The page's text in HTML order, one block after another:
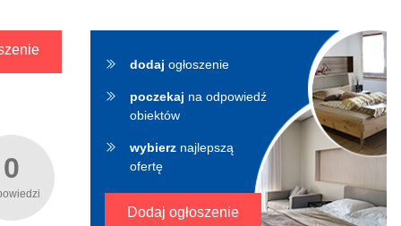
0
dodaj ogłoszenie
poczekaj na odpowiedź
obiektów
wybierz najlepszą
ofertę
Dodaj ogłoszenie